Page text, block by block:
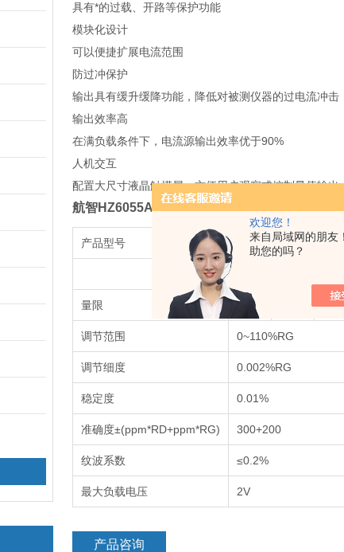
欢迎您！
来自局域网的朋友
助您的吗？
具有*的过载、开路等保护功能
模块化设计
可以便捷扩展电流范围
防过冲保护
输出具有缓升缓降功能，降低对被测仪器的过电流冲击
输出效率高
在满负载条件下，电流源输出效率优于90%
人机交互
配置大尺寸液晶触摸屏，方便用户观察或控制量值输出
航智HZ6055A程控直流标准源
产品型号
量限 100A
调节范围 0~110%RG
调节细度 0.002%RG
稳定度 0.01%
准确度±(ppm*RD+ppm*RG) 300+200
纹波系数 ≤0.2%
最大负载电压 2V
产品咨询